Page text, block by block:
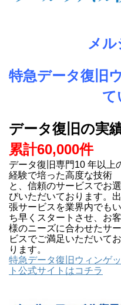
メル
特急データ復旧
て
データ復旧の実
累計60,000件
データ復旧専門10 年以上
経験で培った高度な技術
と、信頼のサービスでお選
びいただいております。出
張サービスを業界内でもい
ち早くスタートさせ、お客
様のニーズに合わせたサー
ビスでご満足いただいてお
ります。
特急データ復旧ウィンゲッ
ト公式サイトはコチラ